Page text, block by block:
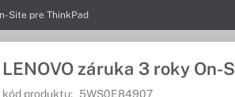
Site pre ThinkPad
LENOVO záruka 3 roky On-
kód produktu: 5WS0E84907